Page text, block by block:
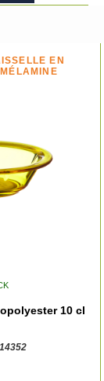
EN
10 cl